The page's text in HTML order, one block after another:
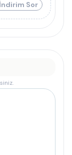
İndirim Sor